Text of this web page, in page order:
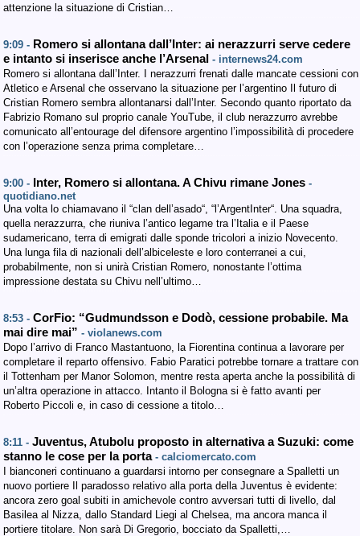
attenzione la situazione di Cristian…
9:09 - Romero si allontana dall’Inter: ai nerazzurri serve cedere
e intanto si inserisce anche l’Arsenal - internews24.com
Romero si allontana dall’Inter. I nerazzurri frenati dalle mancate cessioni con
Atletico e Arsenal che osservano la situazione per l’argentino Il futuro di
Cristian Romero sembra allontanarsi dall’Inter. Secondo quanto riportato da
Fabrizio Romano sul proprio canale YouTube, il club nerazzurro avrebbe
comunicato all’entourage del difensore argentino l’impossibilità di procedere
con l’operazione senza prima completare…
9:00 - Inter, Romero si allontana. A Chivu rimane Jones -
quotidiano.net
Una volta lo chiamavano il “clan dell’asado“, “l’ArgentInter“. Una squadra,
quella nerazzurra, che riuniva l’antico legame tra l’Italia e il Paese
sudamericano, terra di emigrati dalle sponde tricolori a inizio Novecento.
Una lunga fila di nazionali dell’albiceleste e loro conterranei a cui,
probabilmente, non si unirà Cristian Romero, nonostante l’ottima
impressione destata su Chivu nell’ultimo…
8:53 - CorFio: “Gudmundsson e Dodò, cessione probabile. Ma
mai dire mai” - violanews.com
Dopo l’arrivo di Franco Mastantuono, la Fiorentina continua a lavorare per
completare il reparto offensivo. Fabio Paratici potrebbe tornare a trattare con
il Tottenham per Manor Solomon, mentre resta aperta anche la possibilità di
un’altra operazione in attacco. Intanto il Bologna si è fatto avanti per
Roberto Piccoli e, in caso di cessione a titolo…
8:11 - Juventus, Atubolu proposto in alternativa a Suzuki: come
stanno le cose per la porta - calciomercato.com
I bianconeri continuano a guardarsi intorno per consegnare a Spalletti un
nuovo portiere Il paradosso relativo alla porta della Juventus è evidente:
ancora zero goal subiti in amichevole contro avversari tutti di livello, dal
Basilea al Nizza, dallo Standard Liegi al Chelsea, ma ancora manca il
portiere titolare. Non sarà Di Gregorio, bocciato da Spalletti,…